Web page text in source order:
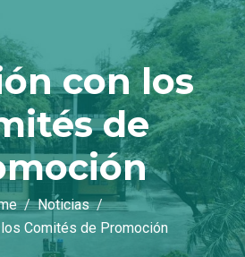
con los
de
Noticias
Comités de Promoción